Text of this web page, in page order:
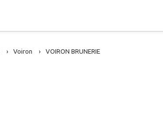
Voiron VOIRON BRUNERIE